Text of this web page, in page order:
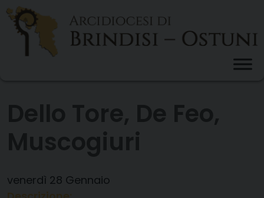
Skip
content
venerdì 28 Gennaio